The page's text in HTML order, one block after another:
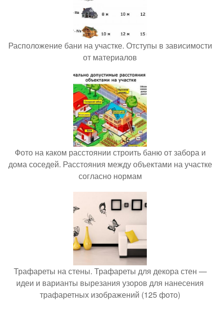
Расположение бани на участке. Отступы в зависимости
от материалов
Фото на каком расстоянии строить баню от забора и
дома соседей. Расстояния между объектами на участке
согласно нормам
Трафареты на стены. Трафареты для декора стен —
идеи и варианты вырезания узоров для нанесения
трафаретных изображений (125 фото)